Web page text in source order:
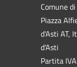
Comune
Piazza
d'Asti AT,
d'Asti
Partita